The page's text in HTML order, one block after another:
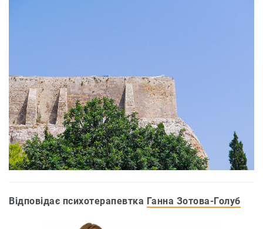
Відповідає психотерапевтка Ганна Зотова-Голуб